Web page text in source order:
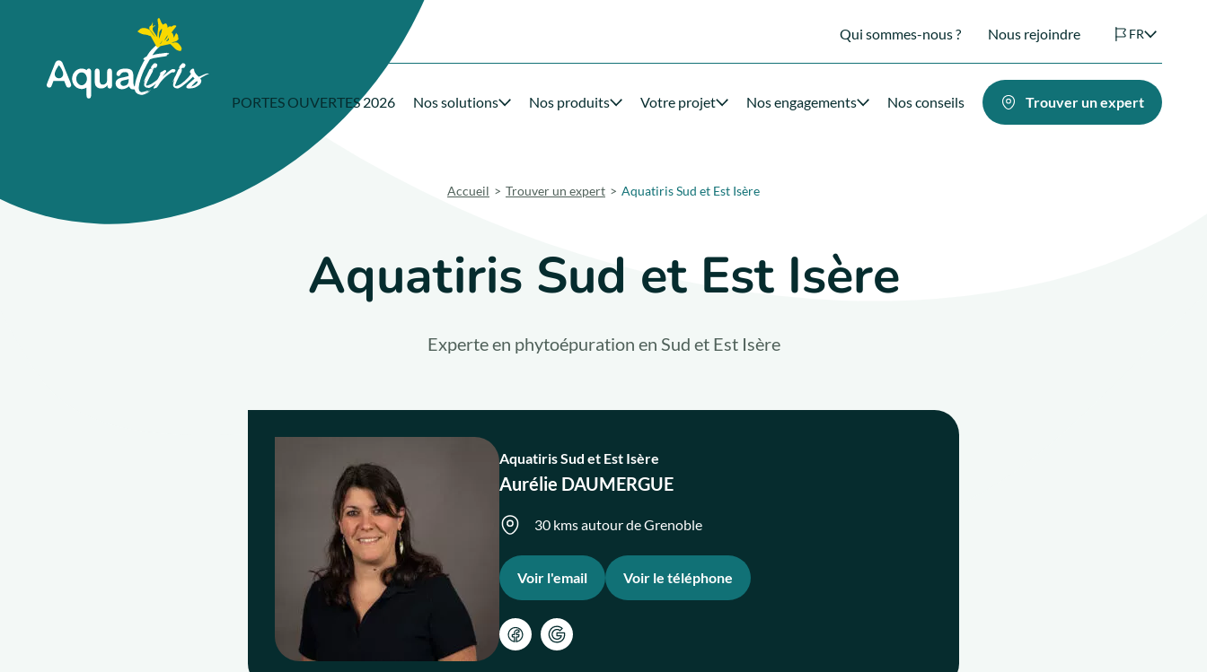
Qui sommes-nous ? Nous rejoindre FR
PORTES OUVERTES 2026 Nos solutions Nos produits Votre projet Nos engagements Nos conseils Trouver un expert
Accueil Trouver un expert Aquatiris Sud et Est Isère
Aquatiris Sud et Est Isère
Experte en phytoépuration en Sud et Est Isère
Aquatiris Sud et Est Isère
Aurélie DAUMERGUE
30 kms autour de Grenoble
Voir l'email Voir le téléphone